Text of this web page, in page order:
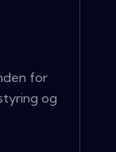
for
og